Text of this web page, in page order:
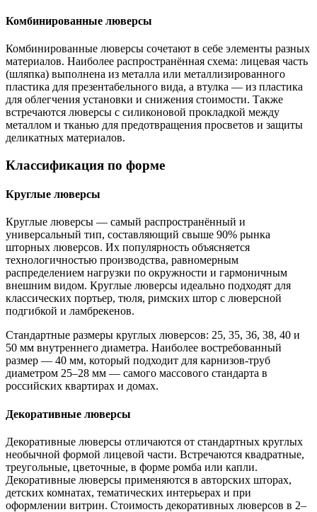
Комбинированные люверсы
Комбинированные люверсы сочетают в себе элементы разных
материалов. Наиболее распространённая схема: лицевая часть
(шляпка) выполнена из металла или металлизированного
пластика для презентабельного вида, а втулка — из пластика
для облегчения установки и снижения стоимости. Также
встречаются люверсы с силиконовой прокладкой между
металлом и тканью для предотвращения просветов и защиты
деликатных материалов.
Классификация по форме
Круглые люверсы
Круглые люверсы — самый распространённый и
универсальный тип, составляющий свыше 90% рынка
шторных люверсов. Их популярность объясняется
технологичностью производства, равномерным
распределением нагрузки по окружности и гармоничным
внешним видом. Круглые люверсы идеально подходят для
классических портьер, тюля, римских штор с люверсной
подгибкой и ламбрекенов.
Стандартные размеры круглых люверсов: 25, 35, 36, 38, 40 и
50 мм внутреннего диаметра. Наиболее востребованный
размер — 40 мм, который подходит для карнизов-труб
диаметром 25–28 мм — самого массового стандарта в
российских квартирах и домах.
Декоративные люверсы
Декоративные люверсы отличаются от стандартных круглых
необычной формой лицевой части. Встречаются квадратные,
треугольные, цветочные, в форме ромба или капли.
Декоративные люверсы применяются в авторских шторах,
детских комнатах, тематических интерьерах и при
оформлении витрин. Стоимость декоративных люверсов в 2–